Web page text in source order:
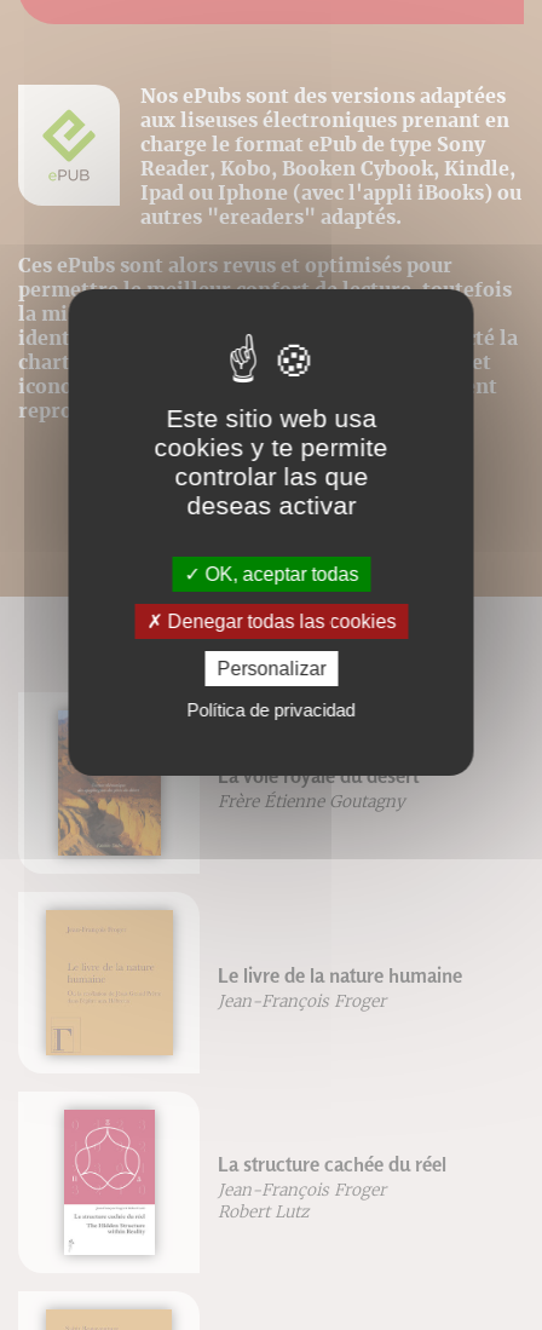
Nos ePubs sont des versions adaptées
aux liseuses électroniques prenant en
charge le format ePub de type Sony
Reader, Kobo, Booken Cybook, Kindle,
Ipad ou Iphone (avec l'appli iBooks) ou
autres "ereaders" adaptés.
Ces ePubs sont alors revus et optimisés pour
permettre le meilleur confort de lecture, toutefois
la mise en page n'est donc pas strictement
identique même si nous avons au mieux respecté la
charte graphique initiale. Les contenus textes et
iconographiques sont, par contre, intégralement
reproduits dans ce format.
LIVRES ASSOCIÉS
La voie royale du désert
Frère Étienne Goutagny
Le livre de la nature humaine
Jean-François Froger
La structure cachée du réel
Jean-François Froger
Robert Lutz
Este sitio web usa
cookies y te permite
controlar las que
deseas activar
OK, aceptar todas
Denegar todas las cookies
Personalizar
Política de privacidad